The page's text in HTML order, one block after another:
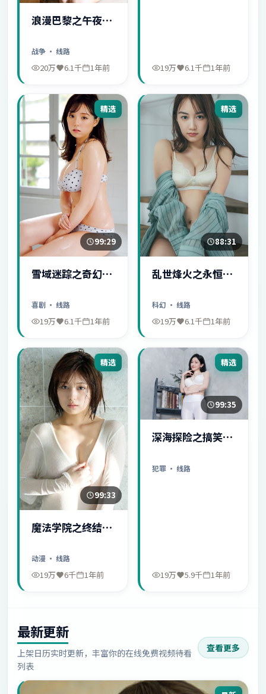
浪漫巴黎之午夜惊
战争 · 线路
20万 6.1千 1年前 19万 6.1千 1年前
精选
99:29
雪域迷踪之奇幻冒
喜剧 · 线路
19万 6.1千 1年前
精选
88:31
乱世烽火之永恒爱
科幻 · 线路
19万 6.1千 1年前
精选
99:33
魔法学院之终结序
动漫 · 线路
19万 6千 1年前
精选
99:35
深海探险之搞笑日
犯罪 · 线路
19万 5.9千 1年前
最新更新
上架日历实时更新，丰富你的在线免费视频待看
列表
查看更多